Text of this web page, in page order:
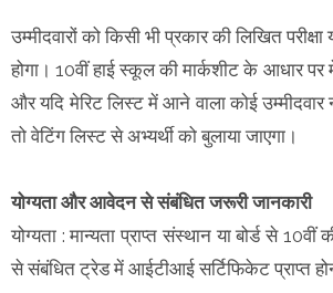
उम्मीदवारों को किसी भी प्रकार की लिखित
होगा। 10वीं हाई स्कूल की मार्कशीट के आधार पर
और यदि मेरिट लिस्ट में आने वाला कोई उम्मीदवार
तो वेटिंग लिस्ट से अभ्यर्थी को बुलाया जाएगा।
योग्यता और आवेदन से संबंधित जरूरी जानकारी
योग्यता : मान्यता प्राप्त संस्थान या बोर्ड से 10वीं
से संबंधित ट्रेड में आईटीआई सर्टिफिकेट प्राप्त